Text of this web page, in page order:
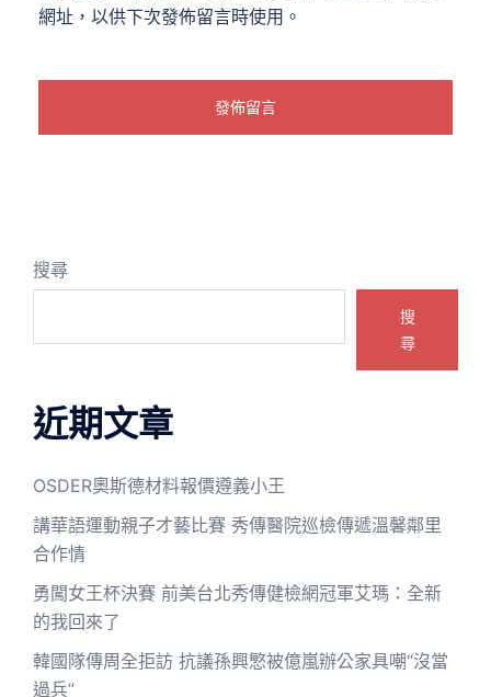
網址，以供下次發佈留言時使用。
搜尋
搜
尋
近期文章
OSDER奧斯德材料報價遵義小王
講華語運動親子才藝比賽 秀傳醫院巡檢傳遞溫馨鄰里
合作情
勇闖女王杯決賽 前美台北秀傳健檢網冠軍艾瑪：全新
的我回來了
韓國隊傳周全拒訪 抗議孫興慜被億嵐辦公家具嘲“沒當
過兵”